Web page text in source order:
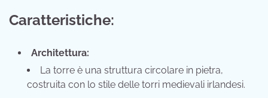
Caratteristiche:
Architettura:
La torre è una struttura circolare in pietra,
costruita con lo stile delle torri medievali irlandesi.